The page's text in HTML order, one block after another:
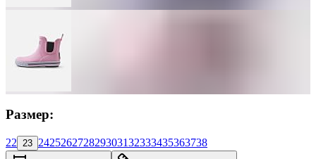
Размер:
22 23 242526272829303132333435363738